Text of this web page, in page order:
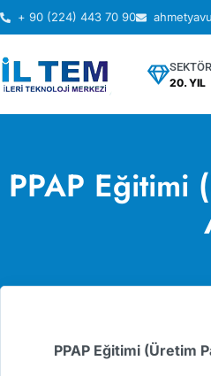
+ 90 (224) 443 70 90
20. YIL
PPAP Eğitimi
PPAP Eğitimi (Üretim